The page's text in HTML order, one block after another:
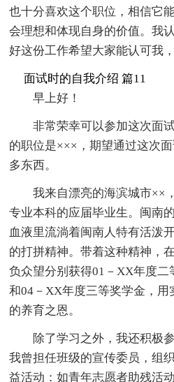
也十分喜欢这个职位，相信它
会理想和体现自身的价值。我
好这份工作希望大家能认可我
面试时的自我介绍 篇11
早上好！
非常荣幸可以参加这次面
的职位是×××，期望通过这次
多东西。
我来自漂亮的海滨城市××
专业本科的应届毕业生。闽南
血液里流淌着闽南人特有活泼
的打拼精神。带着这种精神，
负众望分别获得01－XX年度二
和04－XX年度三等奖学金，用
的养育之恩。
除了学习之外，我还积极
我曾担任班级的宣传委员，组
益活动：如青年志愿者助残活